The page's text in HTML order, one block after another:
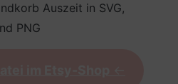
Auszeit in SVG,
PNG